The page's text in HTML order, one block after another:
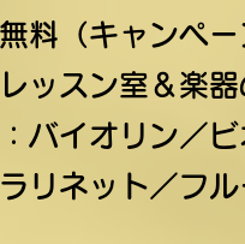
料（キャンペー
レッスン室＆楽
バイオリン／
リネット／フル